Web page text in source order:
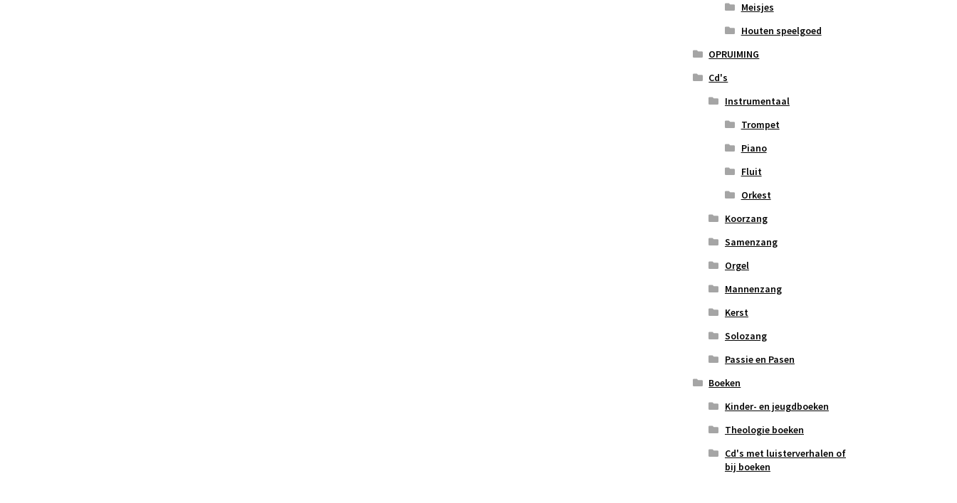
Meisjes
Houten speelgoed
OPRUIMING
Cd's
Instrumentaal
Trompet
Piano
Fluit
Orkest
Koorzang
Samenzang
Orgel
Mannenzang
Kerst
Solozang
Passie en Pasen
Boeken
Kinder- en jeugdboeken
Theologie boeken
Cd's met luisterverhalen of
bij boeken